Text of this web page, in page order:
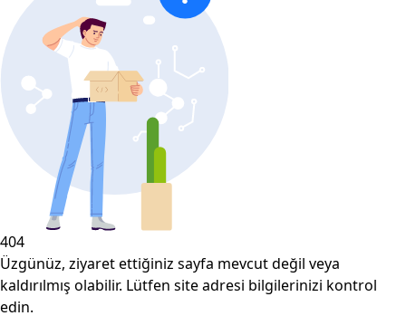
404
Üzgünüz, ziyaret ettiğiniz sayfa mevcut değil veya
kaldırılmış olabilir. Lütfen site adresi bilgilerinizi kontrol
edin.